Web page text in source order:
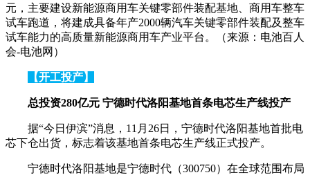
元，主要建设新能源商用车关键零部件装配基地、商用车整车
试车跑道，将建成具备年产2000辆汽车关键零部件装配及整车
试车能力的高质量新能源商用车产业平台。（来源：电池百人
会-电池网）
【开工投产】
总投资280亿元 宁德时代洛阳基地首条电芯生产线投产
据“今日伊滨”消息，11月26日，宁德时代洛阳基地首批电
芯下仓出货，标志着该基地首条电芯生产线正式投产。
宁德时代洛阳基地是宁德时代（300750）在全球范围布局